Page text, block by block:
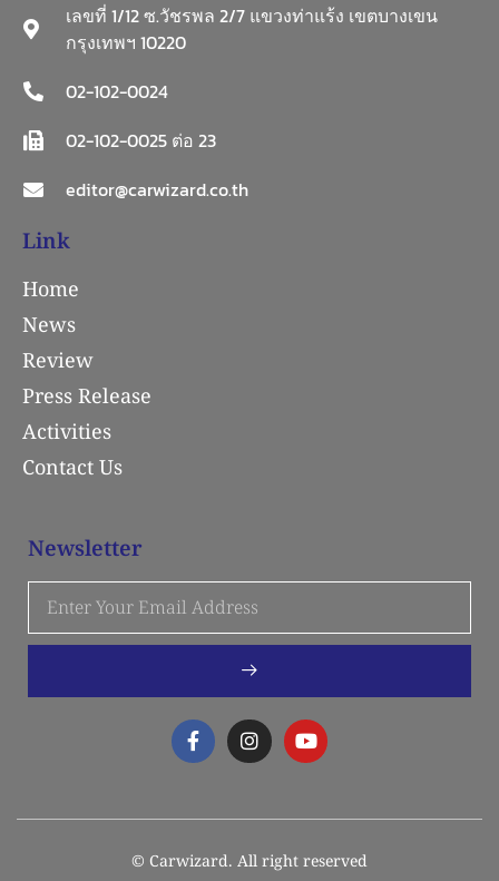
เลขที่ 1/12 ซ.วัชรพล 2/7 แขวงท่าแร้ง เขตบางเขน
กรุงเทพฯ 10220
02-102-0024
02-102-0025 ต่อ 23
editor@carwizard.co.th
Link
Home
News
Review
Press Release
Activities
Contact Us
Newsletter
© Carwizard. All right reserved